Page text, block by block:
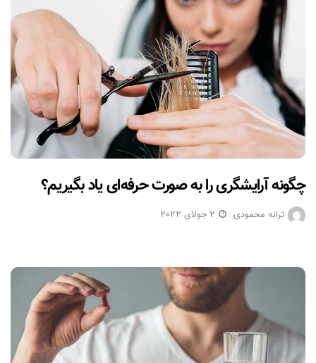
چگونه آرایشگری را به صورت حرفه‌ای یاد بگیریم؟
ترانه محمودی 2 جولای 2022